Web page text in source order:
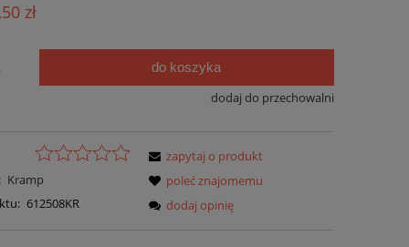
płatności
zł
do koszyka
dodaj do przechowalni
Kramp
612508KR
zapytaj o produkt
poleć znajomemu
dodaj opinię